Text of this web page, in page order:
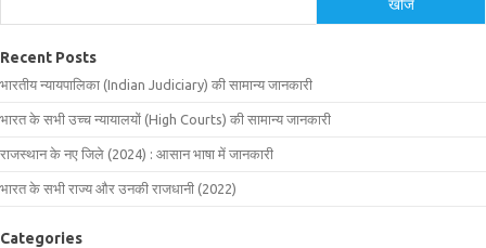
खोजें
Recent Posts
भारतीय न्यायपालिका (Indian Judiciary) की सामान्य जानकारी
भारत के सभी उच्च न्यायालयों (High Courts) की सामान्य जानकारी
राजस्थान के नए जिले (2024) : आसान भाषा में जानकारी
भारत के सभी राज्य और उनकी राजधानी (2022)
Categories